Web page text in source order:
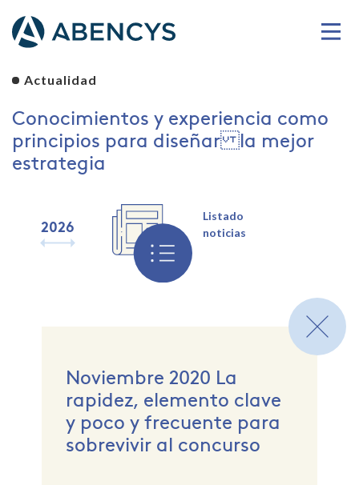
Actualidad
Conocimientos y experiencia como
principios para diseñar la mejor
estrategia
2026 2024 2023 2022 2021
Listado
noticias
Noviembre 2020 La
rapidez, elemento clave
y poco y frecuente para
sobrevivir al concurso